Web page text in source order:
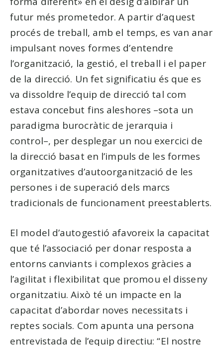
futur més prometedor. A partir d’aquest
procés de treball, amb el temps, es van anar
impulsant noves formes d’entendre
l’organització, la gestió, el treball i el paper
de la direcció. Un fet significatiu és que es
va dissoldre l’equip de direcció tal com
estava concebut fins aleshores –sota un
paradigma burocràtic de jerarquia i
control–, per desplegar un nou exercici de
la direcció basat en l’impuls de les formes
organitzatives d’autoorganització de les
persones i de superació dels marcs
tradicionals de funcionament preestablerts.
El model d’autogestió afavoreix la capacitat
que té l’associació per donar resposta a
entorns canviants i complexos gràcies a
l’agilitat i flexibilitat que promou el disseny
organitzatiu. Això té un impacte en la
capacitat d’abordar noves necessitats i
reptes socials. Com apunta una persona
entrevistada de l’equip directiu: “El nostre